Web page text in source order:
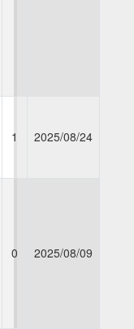
1 2025/08/24
0 2025/08/09